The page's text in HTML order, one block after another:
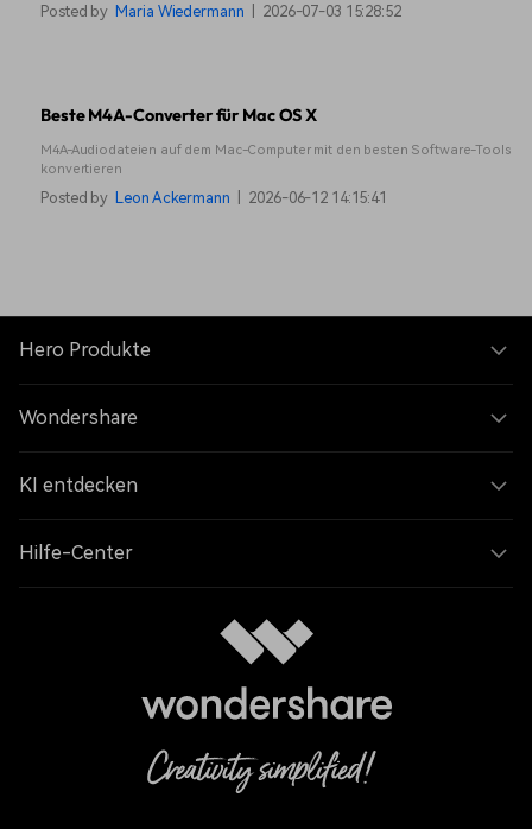
Posted by Maria Wiedermann 2026-07-03 15:28:52
Beste M4A-Converter für Mac OS X
M4A-Audiodateien auf dem Mac-Computer mit den besten Software-Tools
konvertieren
Posted by Leon Ackermann 2026-06-12 14:15:41
Hero Produkte
Wondershare
KI entdecken
Hilfe-Center